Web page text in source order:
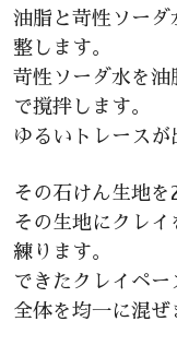
油脂と苛性ソー
整します。
苛性ソーダ水を油
で撹拌します。
ゆるいトレースが
その石けん生地を
その生地にクレイ
練ります。
できたクレイペー
全体を均一に混ぜ